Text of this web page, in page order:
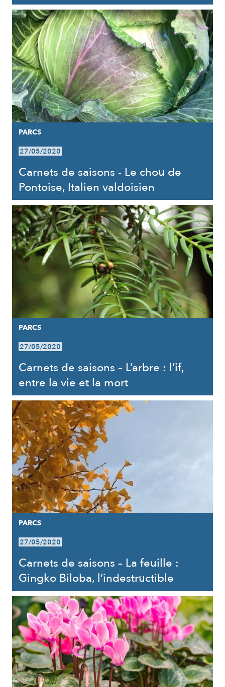
PARCS
27/05/2020
Carnets de saisons - Le chou de
Pontoise, Italien valdoisien
PARCS
27/05/2020
Carnets de saisons – L’arbre : l’if,
entre la vie et la mort
PARCS
27/05/2020
Carnets de saisons – La feuille :
Gingko Biloba, l’indestructible